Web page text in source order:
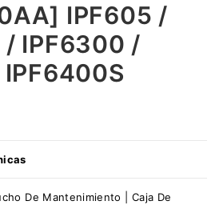
IPF605 /
/ IPF6300 /
De Mantenimiento | Caja De